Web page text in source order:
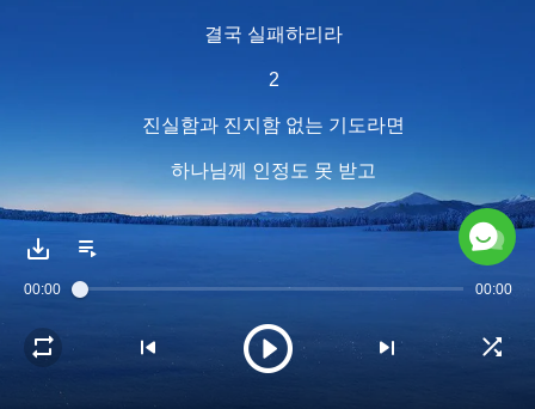
결국 실패하리라
2
진실함과 진지함 없는 기도라면
하나님께 인정도 못 받고
성령의 역사도 없으리라
기도 없인 사역도 없어
00:00 00:00